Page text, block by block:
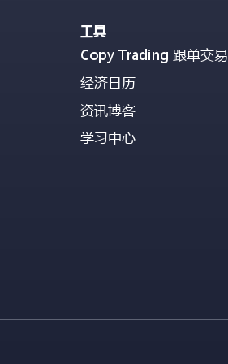
工具
Copy Trading 跟单交易
经济日历
资讯博客
学习中心